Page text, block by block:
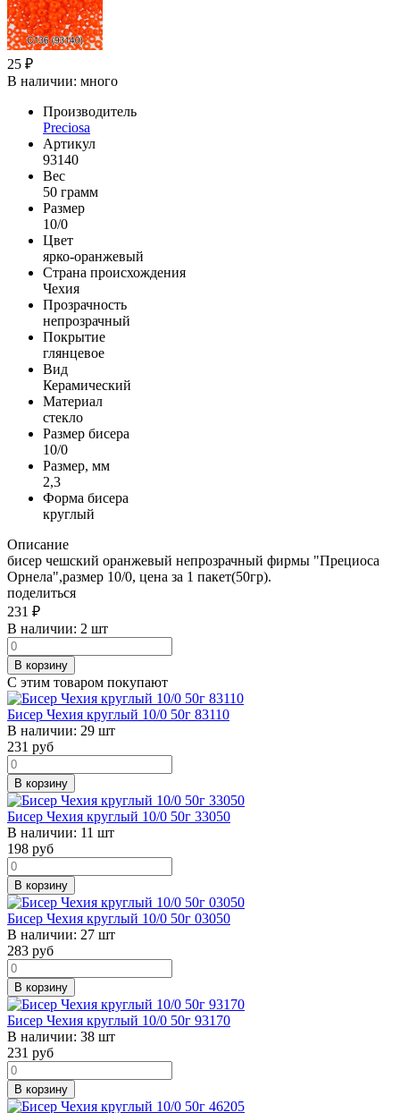
25 ₽
В наличии: много
Производитель
Preciosa
Артикул
93140
Вес
50 грамм
Размер
10/0
Цвет
ярко-оранжевый
Страна происхождения
Чехия
Прозрачность
непрозрачный
Покрытие
глянцевое
Вид
Керамический
Материал
стекло
Размер бисера
10/0
Размер, мм
2,3
Форма бисера
круглый
Описание
бисер чешский оранжевый непрозрачный фирмы "Прециоса
Орнела",размер 10/0, цена за 1 пакет(50гр).
поделиться
231 ₽
В наличии: 2 шт
В корзину
С этим товаром покупают
Бисер Чехия круглый 10/0 50г 83110
В наличии: 29 шт
231 руб
В корзину
Бисер Чехия круглый 10/0 50г 33050
В наличии: 11 шт
198 руб
В корзину
Бисер Чехия круглый 10/0 50г 03050
В наличии: 27 шт
283 руб
В корзину
Бисер Чехия круглый 10/0 50г 93170
В наличии: 38 шт
231 руб
В корзину